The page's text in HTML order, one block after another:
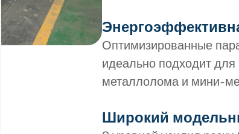
Оптимизированные
идеально подходит
металлолома и мини-
Широкий